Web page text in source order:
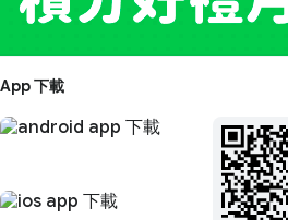
App 下載